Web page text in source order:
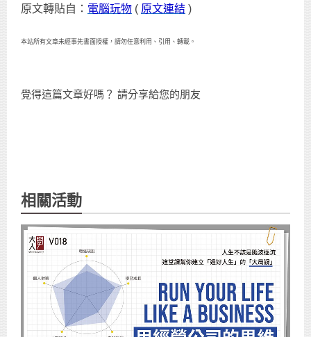
原文轉貼自： 電腦玩物 ( 原文連結 )
本站所有文章未經事先書面授權，請勿任意利用、引用、轉載。
覺得這篇文章好嗎？ 請分享給您的朋友
相關活動